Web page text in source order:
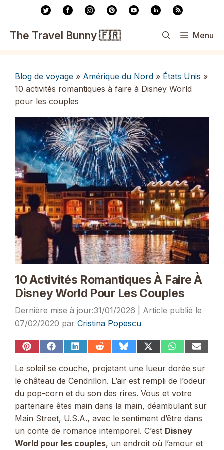
contenu
The Travel Bunny 🇫🇷 Menu
Blog de voyage » Amérique du Nord » États Unis »
10 activités romantiques à faire à Disney World
pour les couples
10 Activités Romantiques À Faire À
Disney World Pour Les Couples
31/01/2026
07/02/2020 par Cristina Popescu
Share
Pinterest
Share
Facebook
Share
LinkedIn
Share
Reddit
Share
Bluesky
Share
X
(Twitter)
Share
WhatsApp
Share
Le soleil se couche, projetant une lueur dorée sur
le château de Cendrillon. L’air est rempli de l’odeur
du pop-corn et du son des rires. Vous et votre
partenaire êtes main dans la main, déambulant sur
Main Street, U.S.A., avec le sentiment d’être dans
un conte de romance intemporel. C’est Disney
World pour les couples, un endroit où l’amour et